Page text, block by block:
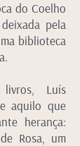
do Coelho
pela
biblioteca
Luís
aquilo que
herança:
Rosa, um